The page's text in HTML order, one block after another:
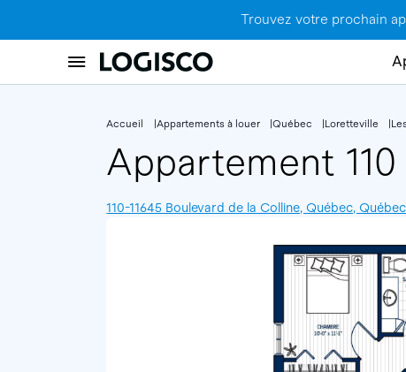
Trouvez votre prochain
Accueil Appartements à louer Québec Loretteville
Appartement 110
110-11645 Boulevard de la Colline, Québec,